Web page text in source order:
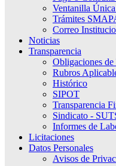
Ventanilla
Trámites
Correo
Noticias
Transparencia
Obligaciones de
Rubros
Histórico
SIPOT
Transparencia
Sindicato -
Informes de
Licitaciones
Datos Personales
Avisos de